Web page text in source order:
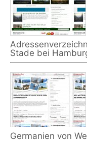
Stade bei
Germanien von